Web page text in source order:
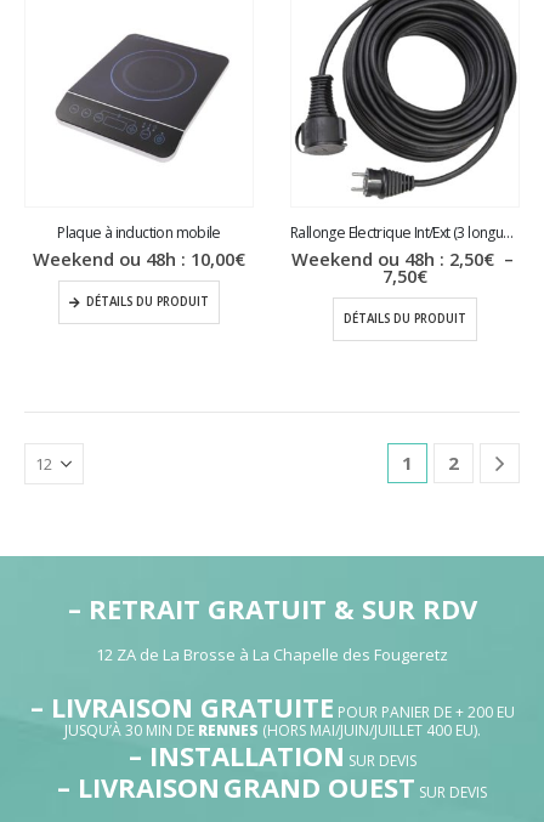
Plaque à induction mobile
Weekend ou 48h : 10,00€
DÉTAILS DU PRODUIT
Rallonge Electrique Int/Ext (3 longueurs)
Weekend ou 48h : 2,50€ –
7,50€Plage
de
prix :
2,50€
à
DÉTAILS DU PRODUIT
1 2
– RETRAIT GRATUIT & SUR RDV
12 ZA de La Brosse à La Chapelle des Fougeretz
– LIVRAISON GRATUITE POUR PANIER DE + 200 EU
JUSQU’À 30 MIN DE RENNES (HORS MAI/JUIN/JUILLET 400 EU).
– INSTALLATION SUR DEVIS
– LIVRAISON GRAND OUEST SUR DEVIS